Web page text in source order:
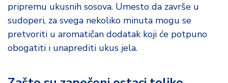
pripremu ukusnih sosova. Umesto da završe u
sudoperi, za svega nekoliko minuta mogu se
pretvoriti u aromatičan dodatak koji će potpuno
obogatiti i unaprediti ukus jela.